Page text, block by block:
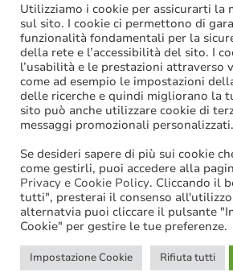
ULTIME NOTIZIE
La soppressione dei
offre più margini anche
salario accessorio
ACCRUAL: come si
trasferimenti vincolati
riscossi prima del
Oggi in Cdm il nuovo
le novità di interesse
Niente assunzioni
graduatorie di mobilità
Sanzioni BDAP:
contributo alla finanza
Utilizziamo i cookie per assicurarti la
sul sito. I cookie ci permettono di
funzionalità fondamentali per la
della rete e l’accessibilità del sito. I
l’usabilità e le prestazioni attraverso
come ad esempio le impostazioni
delle ricerche e quindi migliorano la
sito può anche utilizzare cookie di
messaggi promozionali personalizzati.
Se desideri sapere di più sui cookie
come gestirli, puoi accedere alla
Privacy e Cookie Policy. Cliccando il
tutti", presterai il consenso
alternatvia puoi cliccare il pulsante
Cookie" per gestire le tue preferenze.
Impostazione Cookie Rifiuta tutti